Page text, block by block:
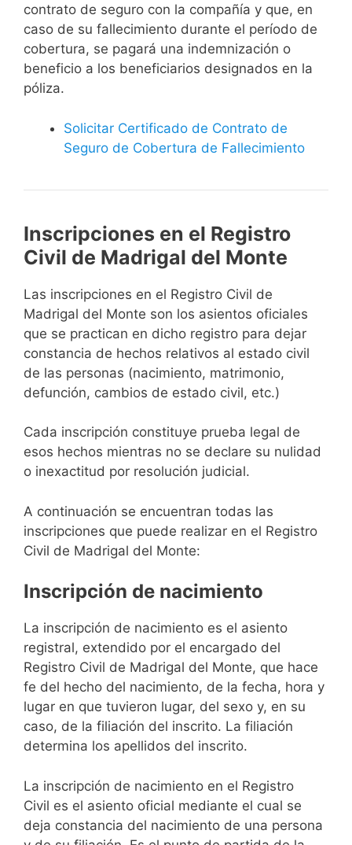
contrato de seguro con la compañía y que, en
caso de su fallecimiento durante el período de
cobertura, se pagará una indemnización o
beneficio a los beneficiarios designados en la
póliza.
Solicitar Certificado de Contrato de
Seguro de Cobertura de Fallecimiento
Inscripciones en el Registro
Civil de Madrigal del Monte
Las inscripciones en el Registro Civil de
Madrigal del Monte son los asientos oficiales
que se practican en dicho registro para dejar
constancia de hechos relativos al estado civil
de las personas (nacimiento, matrimonio,
defunción, cambios de estado civil, etc.)
Cada inscripción constituye prueba legal de
esos hechos mientras no se declare su nulidad
o inexactitud por resolución judicial.
A continuación se encuentran todas las
inscripciones que puede realizar en el Registro
Civil de Madrigal del Monte:
Inscripción de nacimiento
La inscripción de nacimiento es el asiento
registral, extendido por el encargado del
Registro Civil de Madrigal del Monte, que hace
fe del hecho del nacimiento, de la fecha, hora y
lugar en que tuvieron lugar, del sexo y, en su
caso, de la filiación del inscrito. La filiación
determina los apellidos del inscrito.
La inscripción de nacimiento en el Registro
Civil es el asiento oficial mediante el cual se
deja constancia del nacimiento de una persona